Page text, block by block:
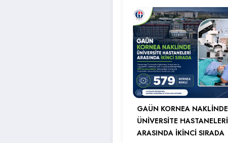
GAÜN KORNEA NAKLİNDE
ÜNİVERSİTE HASTANELERİ
ARASINDA İKİNCİ SIRADA